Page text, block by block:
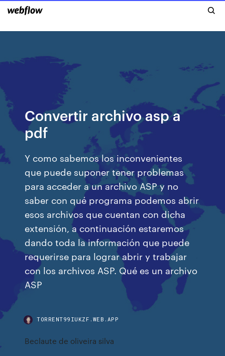
Convertir archivo asp a
pdf
Y como sabemos los inconvenientes
que puede suponer tener problemas
para acceder a un archivo ASP y no
saber con qué programa podemos abrir
esos archivos que cuentan con dicha
extensión, a continuación estaremos
dando toda la información que puede
requerirse para lograr abrir y trabajar
con los archivos ASP. Qué es un archivo
ASP
TORRENT99IUKZF.WEB.APP
Beclaute de oliveira silva